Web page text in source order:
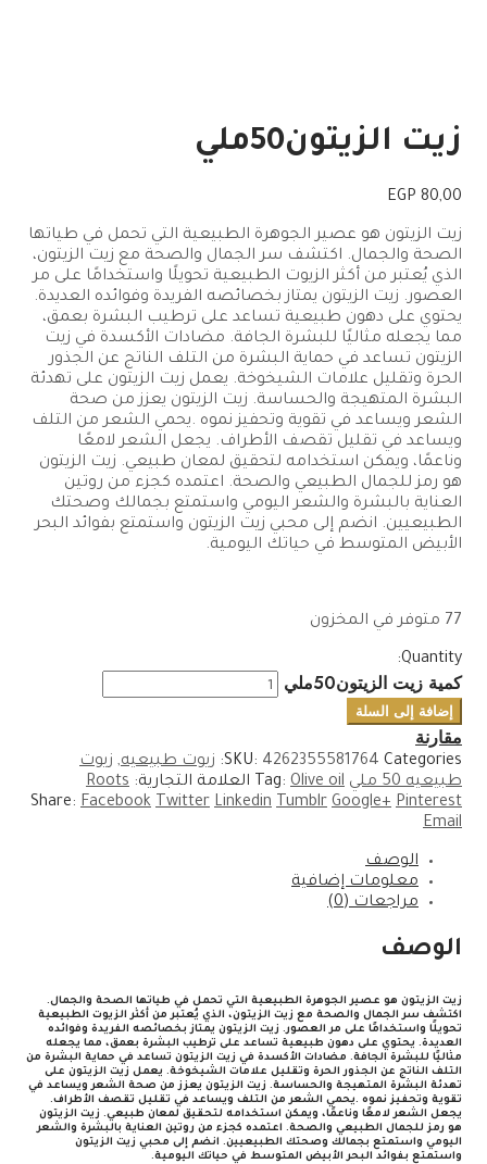
زيت الزيتون50ملي
EGP 80,00
زيت الزيتون هو عصير الجوهرة الطبيعية التي تحمل في طياتها
الصحة والجمال. اكتشف سر الجمال والصحة مع زيت الزيتون،
الذي يُعتبر من أكثر الزيوت الطبيعية تحويلًا واستخدامًا على مر
العصور. زيت الزيتون يمتاز بخصائصه الفريدة وفوائده العديدة.
يحتوي على دهون طبيعية تساعد على ترطيب البشرة بعمق،
مما يجعله مثاليًا للبشرة الجافة. مضادات الأكسدة في زيت
الزيتون تساعد في حماية البشرة من التلف الناتج عن الجذور
الحرة وتقليل علامات الشيخوخة. يعمل زيت الزيتون على تهدئة
البشرة المتهيجة والحساسة. زيت الزيتون يعزز من صحة
الشعر ويساعد في تقوية وتحفيز نموه .يحمي الشعر من التلف
ويساعد في تقليل تقصف الأطراف. يجعل الشعر لامعًا
وناعمًا، ويمكن استخدامه لتحقيق لمعان طبيعي. زيت الزيتون
هو رمز للجمال الطبيعي والصحة. اعتمده كجزء من روتين
العناية بالبشرة والشعر اليومي واستمتع بجمالك وصحتك
الطبيعيين. انضم إلى محبي زيت الزيتون واستمتع بفوائد البحر
الأبيض المتوسط في حياتك اليومية.
77 متوفر في المخزون
Quantity:
كمية زيت الزيتون50ملي
إضافة إلى السلة
مقارنة
SKU: 4262355581764 Categories: زيوت طبيعيه, زيوت
طبيعيه 50 ملي
Tag: Olive oil العلامة التجارية: Roots
Share: Facebook Twitter Linkedin Tumblr Google+ Pinterest
Email
الوصف
معلومات إضافية
مراجعات (0)
الوصف
زيت الزيتون هو عصير الجوهرة الطبيعية التي تحمل في طياتها الصحة والجمال.
اكتشف سر الجمال والصحة مع زيت الزيتون، الذي يُعتبر من أكثر الزيوت الطبيعية
تحويلًا واستخدامًا على مر العصور. زيت الزيتون يمتاز بخصائصه الفريدة وفوائده
العديدة. يحتوي على دهون طبيعية تساعد على ترطيب البشرة بعمق، مما يجعله
مثاليًا للبشرة الجافة. مضادات الأكسدة في زيت الزيتون تساعد في حماية البشرة من
التلف الناتج عن الجذور الحرة وتقليل علامات الشيخوخة. يعمل زيت الزيتون على
تهدئة البشرة المتهيجة والحساسة. زيت الزيتون يعزز من صحة الشعر ويساعد في
تقوية وتحفيز نموه .يحمي الشعر من التلف ويساعد في تقليل تقصف الأطراف.
يجعل الشعر لامعًا وناعمًا، ويمكن استخدامه لتحقيق لمعان طبيعي. زيت الزيتون
هو رمز للجمال الطبيعي والصحة. اعتمده كجزء من روتين العناية بالبشرة والشعر
اليومي واستمتع بجمالك وصحتك الطبيعيين. انضم إلى محبي زيت الزيتون
واستمتع بفوائد البحر الأبيض المتوسط في حياتك اليومية.